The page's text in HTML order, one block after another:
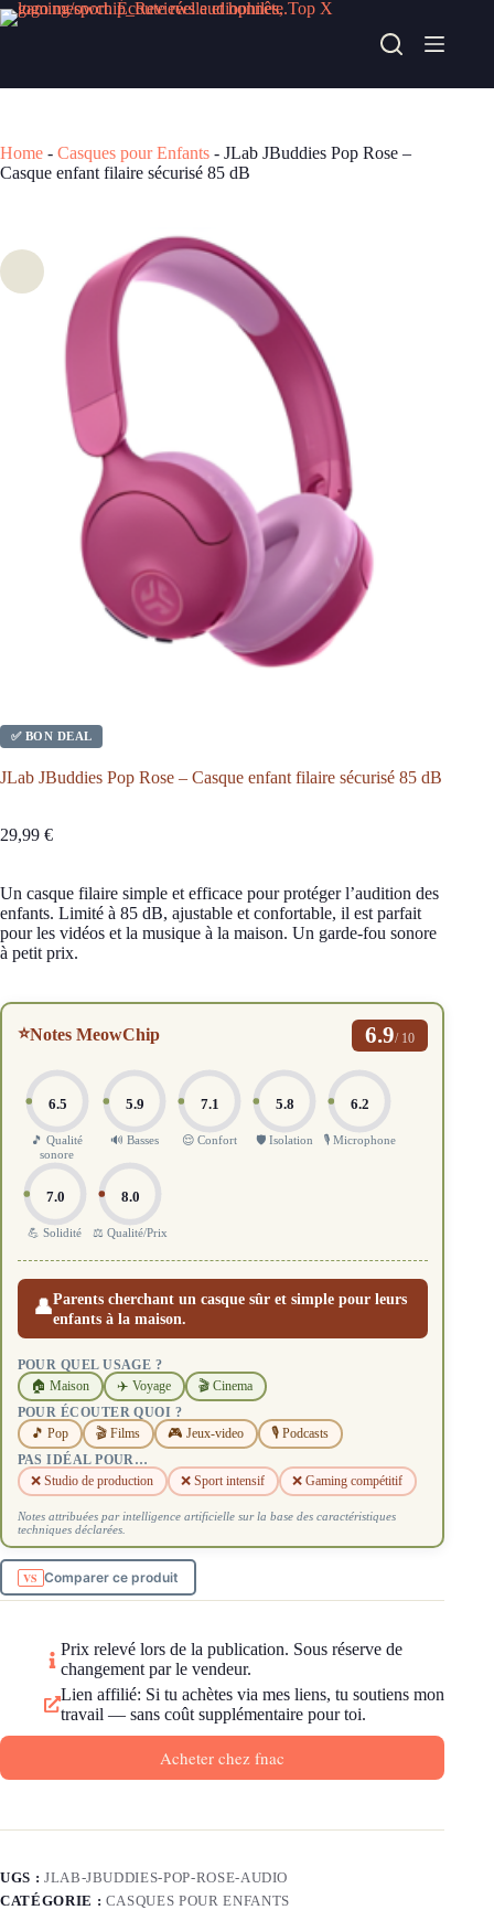
Passer
au
Acheter chez fnac
Home - Casques pour Enfants - JLab JBuddies Pop Rose –
Casque enfant filaire sécurisé 85 dB
✅ BON DEAL
JLab JBuddies Pop Rose – Casque enfant filaire sécurisé 85 dB
29,99 €
Un casque filaire simple et efficace pour protéger l’audition des
enfants. Limité à 85 dB, ajustable et confortable, il est parfait
pour les vidéos et la musique à la maison. Un garde-fou sonore
à petit prix.
⭐Notes MeowChip 6.9/ 10
6.5
🎵 Qualité
sonore
5.9
🔊 Basses
7.1
😌 Confort
5.8
🛡️ Isolation
6.2
🎙️ Microphone
7.0
💪 Solidité
8.0
⚖️ Qualité/Prix
👤Parents cherchant un casque sûr et simple pour leurs
enfants à la maison.
POUR QUEL USAGE ?
🏠 Maison ✈️ Voyage 🎬 Cinema
POUR ÉCOUTER QUOI ?
🎵 Pop 🎬 Films 🎮 Jeux-video 🎙️ Podcasts
PAS IDÉAL POUR…
❌ Studio de production ❌ Sport intensif ❌ Gaming compétitif
Notes attribuées par intelligence artificielle sur la base des caractéristiques
techniques déclarées.
Comparer ce produit
Prix relevé lors de la publication. Sous réserve de
changement par le vendeur.
Lien affilié: Si tu achètes via mes liens, tu soutiens mon
travail — sans coût supplémentaire pour toi.
Acheter chez fnac
UGS : JLAB-JBUDDIES-POP-ROSE-AUDIO
CATÉGORIE : CASQUES POUR ENFANTS